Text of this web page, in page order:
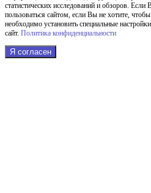
статистических исследований и обзоров.
пользоваться сайтом, если Вы не хотите,
необходимо установить специальные
сайт. Политика конфиденциальности
Я согласен